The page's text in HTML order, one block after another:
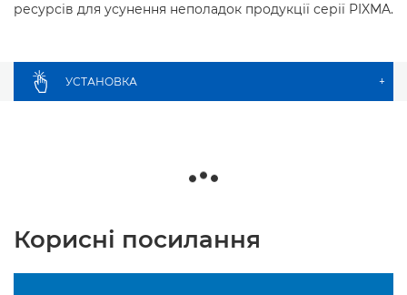
ресурсів для усунення неполадок продукції серії PIXMA.
УСТАНОВКА +
Корисні посилання